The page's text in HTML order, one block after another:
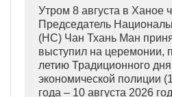
Утром 8 августа в Ханое
Председатель
(НС) Чан Тхань Ман
выступил на церемонии,
летию Традиционного
экономической полиции
года – 10 августа 2026